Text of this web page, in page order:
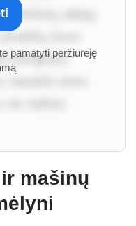
riešutų aliejų.
buvo
įrenginys,
pamatyti peržiūrėję
mašinų